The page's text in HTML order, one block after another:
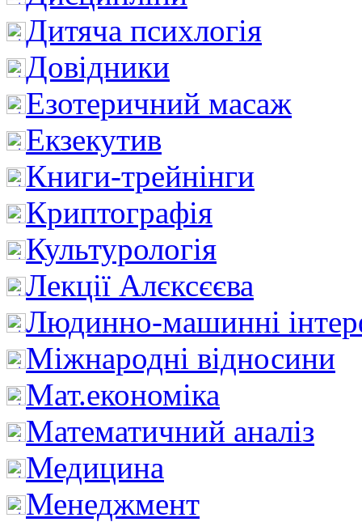
Дитяча психлогія
Довідники
Езотеричний масаж
Екзекутив
Книги-трейнінги
Криптографія
Культурологія
Лекції Алєксєєва
Людинно-машинні
Міжнародні відносини
Мат.економіка
Математичний аналіз
Медицина
Менеджмент